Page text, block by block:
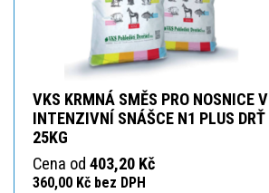
VKS KRMNÁ SMĚS PRO NOSNICE V
INTENZIVNÍ SNÁŠCE N1 PLUS DRŤ
25KG
Cena od 403,20 Kč
360,00 Kč bez DPH